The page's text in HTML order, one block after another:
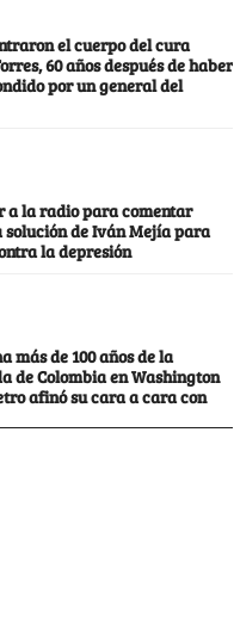
el cuerpo del cura
60 años después de haber
por un general del
a la radio para comentar
de Iván Mejía para
la depresión
más de 100 años de la
de Colombia en Washington
afinó su cara a cara con